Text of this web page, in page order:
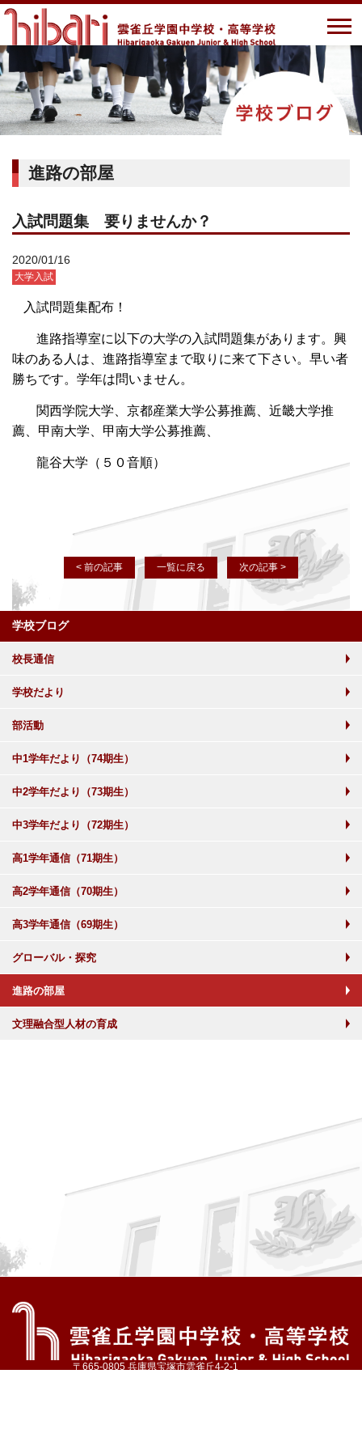
進路の部屋
入試問題集 要りませんか？
2020/01/16
大学入試
入試問題集配布！
進路指導室に以下の大学の入試問題集があります。興
味のある人は、進路指導室まで取りに来て下さい。早い者
勝ちです。学年は問いません。
関西学院大学、京都産業大学公募推薦、近畿大学推
薦、甲南大学、甲南大学公募推薦、
龍谷大学（５０音順）
< 前の記事 一覧に戻る 次の記事 >
学校ブログ
校長通信
学校だより
部活動
中1学年だより（74期生）
中2学年だより（73期生）
中3学年だより（72期生）
高1学年通信（71期生）
高2学年通信（70期生）
高3学年通信（69期生）
グローバル・探究
進路の部屋
文理融合型人材の育成
〒665-0805 兵庫県宝塚市雲雀丘4-2-1